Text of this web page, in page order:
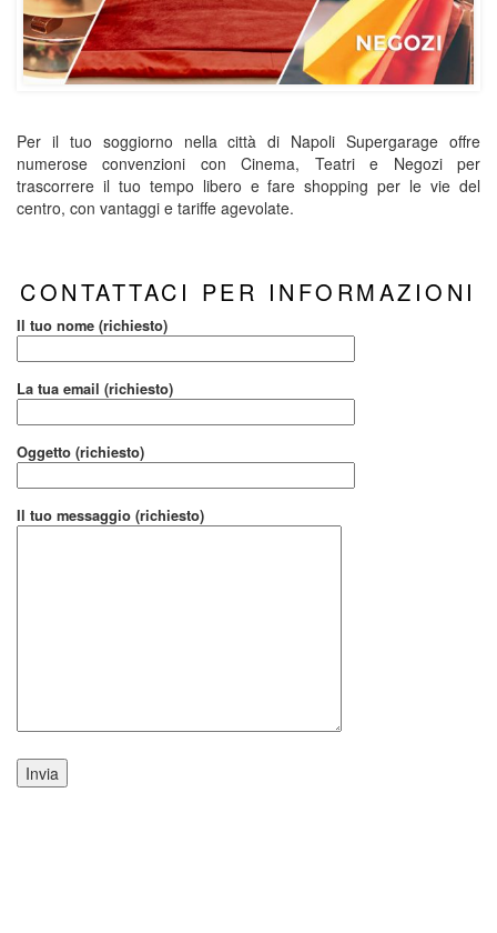
Per il tuo soggiorno nella città di Napoli Supergarage offre
numerose convenzioni con Cinema, Teatri e Negozi per
trascorrere il tuo tempo libero e fare shopping per le vie del
centro, con vantaggi e tariffe agevolate.
CONTATTACI PER INFORMAZIONI
Il tuo nome (richiesto)
La tua email (richiesto)
Oggetto (richiesto)
Il tuo messaggio (richiesto)